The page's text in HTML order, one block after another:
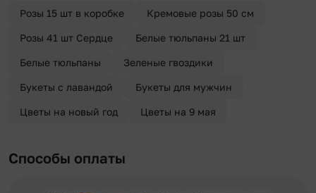
Розы 15 шт в коробке Кремовые розы 50 см
Розы 41 шт Сердце Белые тюльпаны 21 шт
Белые тюльпаны Зеленые гвоздики
Букеты с лавандой Букеты для мужчин
Цветы на новый год Цветы на 9 мая
Способы оплаты